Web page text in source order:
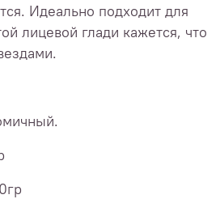
Идеально подходит для
лицевой глади кажется, что